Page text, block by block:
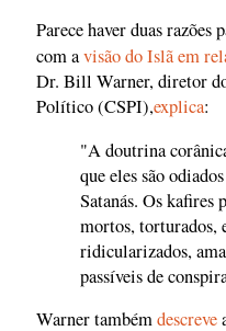
Parece haver duas
com avisão do Islã em
Dr. Bill Warner, diretor
Político (CSPI),explica:
"A doutrina
que eles são
Satanás. Os kafires
mortos, torturados,
ridicularizados,
passíveis de
Warner tambémdescreve